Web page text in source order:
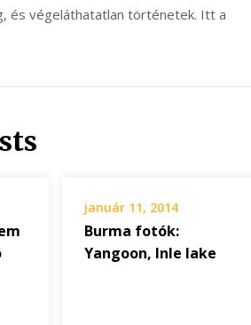
és végeláthatatlan történetek. Itt a
január 11, 2014
Burma fotók:
Yangoon, Inle lake